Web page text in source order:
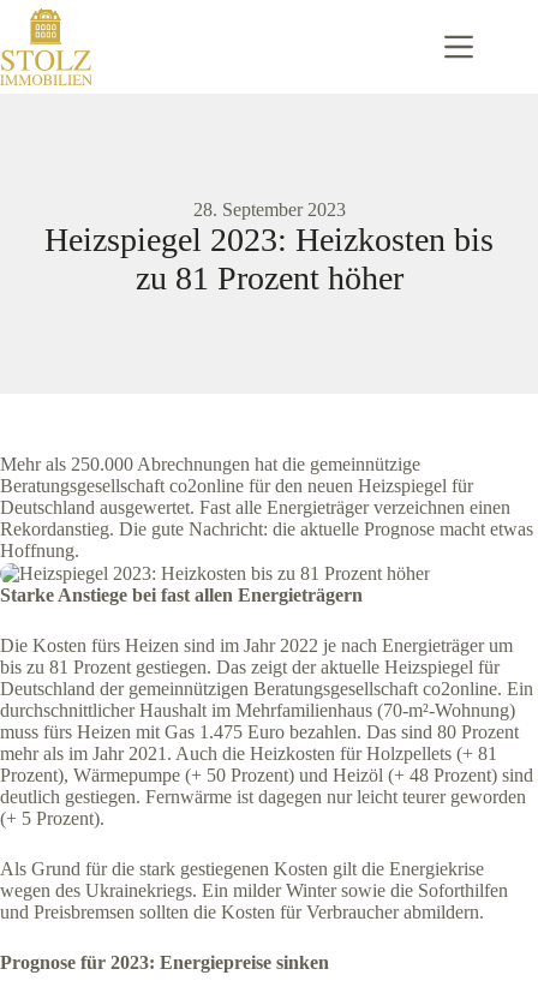
Zum
Inhalt
springen
28. September 2023
Heizspiegel 2023: Heizkosten bis
zu 81 Prozent höher
Mehr als 250.000 Abrechnungen hat die gemeinnützige
Beratungsgesellschaft co2online für den neuen Heizspiegel für
Deutschland ausgewertet. Fast alle Energieträger verzeichnen einen
Rekordanstieg. Die gute Nachricht: die aktuelle Prognose macht etwas
Hoffnung.
Starke Anstiege bei fast allen Energieträgern
Die Kosten fürs Heizen sind im Jahr 2022 je nach Energieträger um
bis zu 81 Prozent gestiegen. Das zeigt der aktuelle Heizspiegel für
Deutschland der gemeinnützigen Beratungsgesellschaft co2online. Ein
durchschnittlicher Haushalt im Mehrfamilienhaus (70-m²-Wohnung)
muss fürs Heizen mit Gas 1.475 Euro bezahlen. Das sind 80 Prozent
mehr als im Jahr 2021. Auch die Heizkosten für Holzpellets (+ 81
Prozent), Wärmepumpe (+ 50 Prozent) und Heizöl (+ 48 Prozent) sind
deutlich gestiegen. Fernwärme ist dagegen nur leicht teurer geworden
(+ 5 Prozent).
Als Grund für die stark gestiegenen Kosten gilt die Energiekrise
wegen des Ukrainekriegs. Ein milder Winter sowie die Soforthilfen
und Preisbremsen sollten die Kosten für Verbraucher abmildern.
Prognose für 2023: Energiepreise sinken